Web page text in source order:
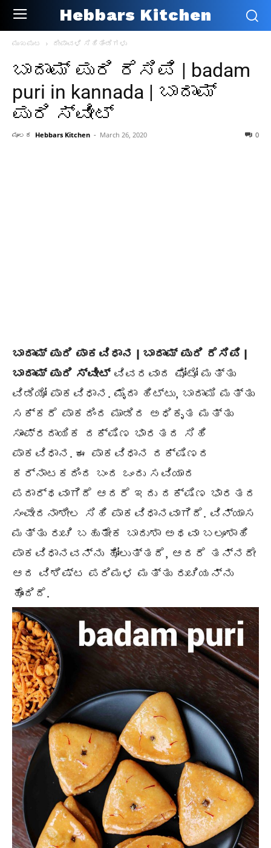
Hebbars Kitchen
ಮುಖಪುಟ ದೀಪಾವಳಿ ಸಿಹಿತಿಂಡಿಗಳು
ಬಾದಾಮ್ ಪುರಿ ರೆಸಿಪಿ | badam
puri in kannada | ಬಾದಾಮ್
ಪುರಿ ಸ್ವೀಟ್
ಮೂಲಕ Hebbars Kitchen - March 26, 2020 0
ಬಾದಾಮ್ ಪುರಿ ಪಾಕವಿಧಾನ | ಬಾದಾಮ್ ಪುರಿ ರೆಸಿಪಿ |
ಬಾದಾಮ್ ಪುರಿ ಸ್ವೀಟ್ವಿವರವಾದ ಫೋಟೋ ಮತ್ತು
ವಿಡಿಯೋ ಪಾಕವಿಧಾನ. ಮೈದಾ ಹಿಟ್ಟು, ಬಾದಾಮಿ ಮತ್ತು
ಸಕ್ಕರೆ ಪಾಕದಿಂದ ಮಾಡಿದ ಅಧಿಕೃತ ಮತ್ತು
ಸಾಂಪ್ರದಾಯಿಕ ದಕ್ಷಿಣ ಭಾರತದ ಸಿಹಿ
ಪಾಕವಿಧಾನ. ಈ ಪಾಕವಿಧಾನ ದಕ್ಷಿಣದ
ಕರ್ನಾಟಕದಿಂದ ಬಂದ ಒಂದು ಸವಿಯಾದ
ಪದಾರ್ಥವಾಗಿದೆ ಆದರೆ ಇದು ದಕ್ಷಿಣ ಭಾರತದ
ಸಂವೇದನಾಶೀಲ ಸಿಹಿ ಪಾಕವಿಧಾನವಾಗಿದೆ. ವಿನ್ಯಾಸ
ಮತ್ತು ರುಚಿ ಬಹುತೇಕ ಬಾದುಶಾ ಅಥವಾ ಬಲೂಶಾಹಿ
ಪಾಕವಿಧಾನವನ್ನು ಹೋಲುತ್ತದೆ, ಆದರೆ ತನ್ನದೇ
ಆದ ವಿಶಿಷ್ಟ ಪರಿಮಳ ಮತ್ತು ರುಚಿಯನ್ನು
ಹೊಂದಿದೆ.